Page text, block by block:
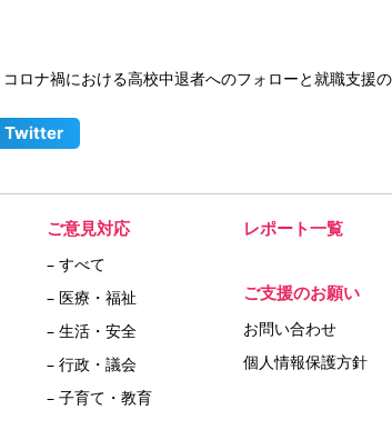
Twitter
ご意見対応
– すべて
– 医療・福祉
– 生活・安全
– 行政・議会
– 子育て・教育
レポート一覧
ご支援のお願い
お問い合わせ
個人情報保護方針